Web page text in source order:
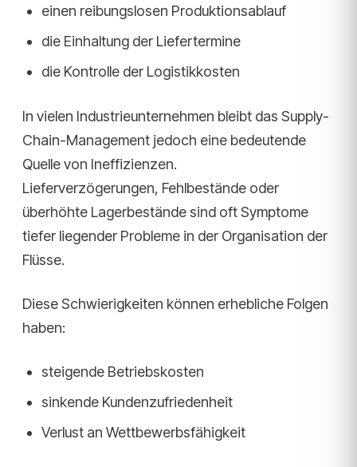
einen reibungslosen Produktionsablauf
die Einhaltung der Liefertermine
die Kontrolle der Logistikkosten
In vielen Industrieunternehmen bleibt das Supply-
Chain-Management jedoch eine bedeutende
Quelle von Ineffizienzen.
Lieferverzögerungen, Fehlbestände oder
überhöhte Lagerbestände sind oft Symptome
tiefer liegender Probleme in der Organisation der
Flüsse.
Diese Schwierigkeiten können erhebliche Folgen
haben:
steigende Betriebskosten
sinkende Kundenzufriedenheit
Verlust an Wettbewerbsfähigkeit